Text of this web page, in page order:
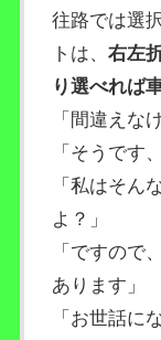
往路では選
トは、右左
り選べれば
「間違えな
「そうです
「私はそん
よ？」
「ですので
あります」
「お世話に